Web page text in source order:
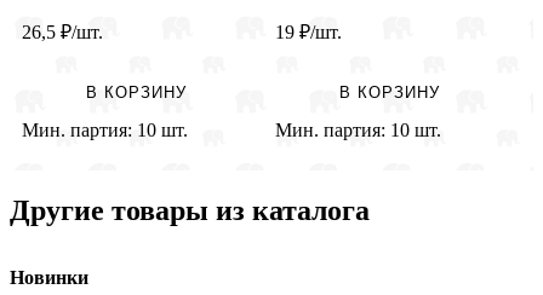
26,5 ₽/шт.
В КОРЗИНУ
Мин. партия: 10 шт.
19 ₽/шт.
В КОРЗИНУ
Мин. партия: 10 шт.
Другие товары из каталога
Новинки